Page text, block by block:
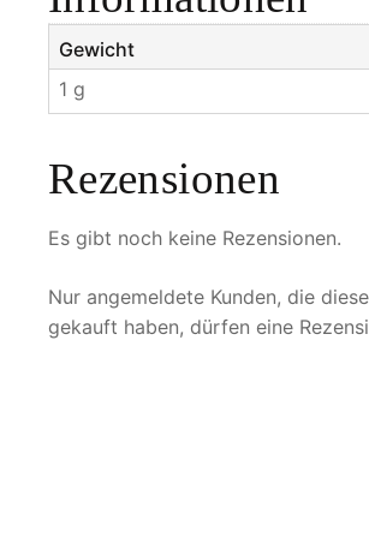
Gewicht
1 g
Rezensionen
Es gibt noch keine Rezensionen.
Nur angemeldete Kunden, die
gekauft haben, dürfen eine